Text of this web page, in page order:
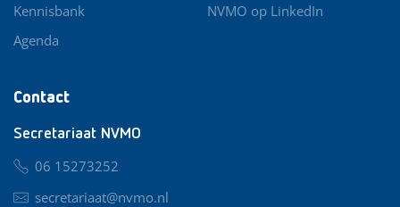
Contact
Secretariaat NVMO
06 15273252
secretariaat@nvmo.nl
Kennisbank
Agenda
NVMO op LinkedIn